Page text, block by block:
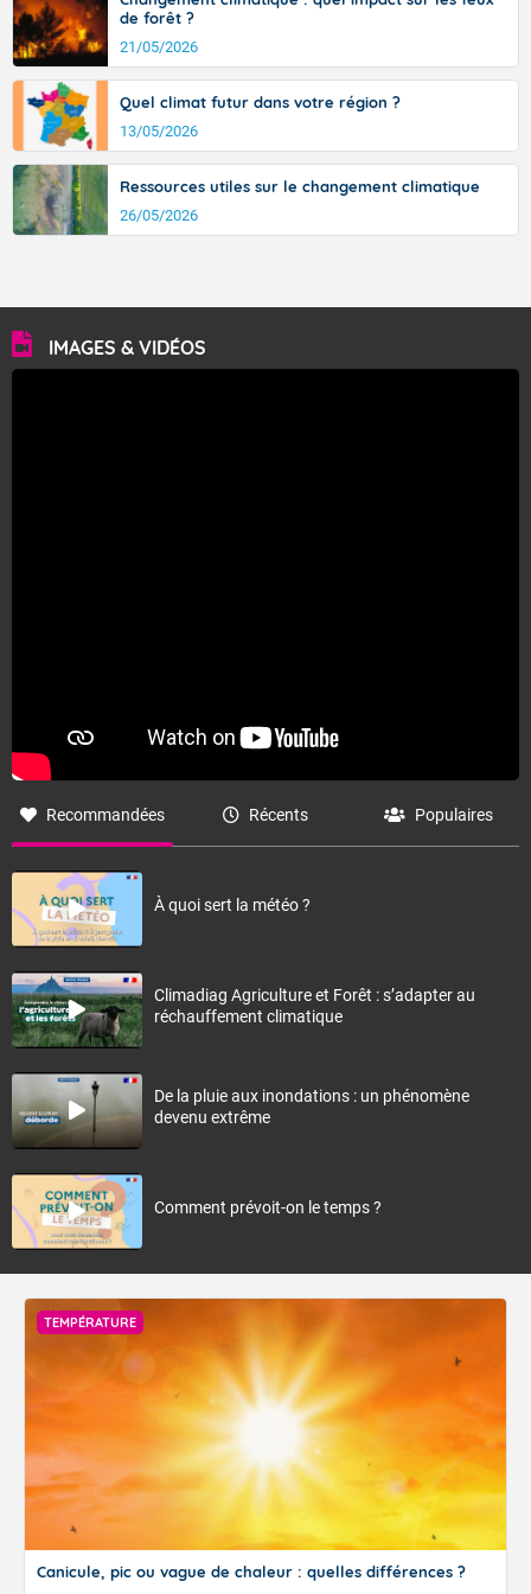
de forêt ?
21/05/2026
Quel climat futur dans votre région ?
13/05/2026
Ressources utiles sur le changement climatique
26/05/2026
IMAGES & VIDÉOS
Recommandées Récents Populaires
À quoi sert la météo ?
Climadiag Agriculture et Forêt : s’adapter au
réchauffement climatique
De la pluie aux inondations : un phénomène
devenu extrême
Comment prévoit-on le temps ?
TEMPÉRATURE
Canicule, pic ou vague de chaleur : quelles différences ?